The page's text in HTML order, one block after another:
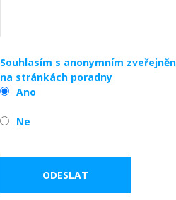
Souhlasím s anonymním
na stránkách poradny
Ano
Ne